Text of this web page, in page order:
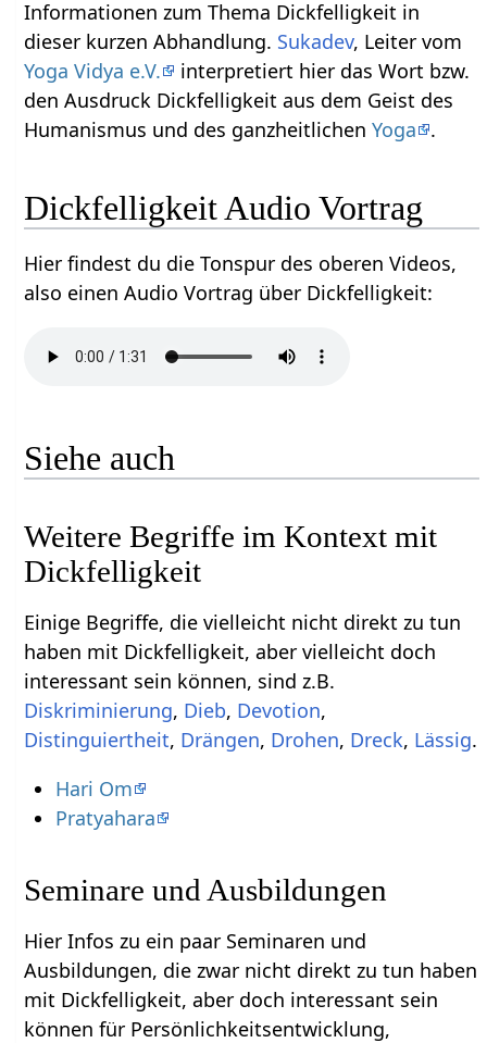
Informationen zum Thema Dickfelligkeit‏‎ in
dieser kurzen Abhandlung. Sukadev, Leiter vom
Yoga Vidya e.V.
interpretiert hier das Wort bzw.
den Ausdruck Dickfelligkeit‏‎ aus dem Geist des
Humanismus und des ganzheitlichenYoga .
Dickfelligkeit‏‎ Audio Vortrag
Hier findest du die Tonspur des oberen Videos,
also einen Audio Vortrag über Dickfelligkeit‏‎:
Siehe auch
Weitere Begriffe im Kontext mit
Einige Begriffe, die vielleicht nicht direkt zu tun
haben mit Dickfelligkeit‏‎, aber vielleicht doch
interessant sein können, sind z.B.
, ,
,
, , , , Lässig.
Hari Om
Pratyahara
Seminare und Ausbildungen
Hier Infos zu ein paar Seminaren und
Ausbildungen, die zwar nicht direkt zu tun haben
mit Dickfelligkeit‏‎, aber doch interessant sein
können für Persönlichkeitsentwicklung,